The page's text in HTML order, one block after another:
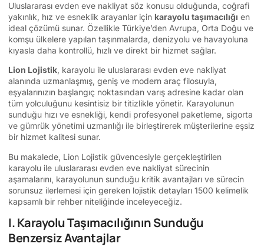
Uluslararası evden eve nakliyat söz konusu olduğunda, coğrafi
yakınlık, hız ve esneklik arayanlar için karayolu taşımacılığı en
ideal çözümü sunar. Özellikle Türkiye’den Avrupa, Orta Doğu ve
komşu ülkelere yapılan taşınmalarda, denizyolu ve havayoluna
kıyasla daha kontrollü, hızlı ve direkt bir hizmet sağlar.
Lion Lojistik, karayolu ile uluslararası evden eve nakliyat
alanında uzmanlaşmış, geniş ve modern araç filosuyla,
eşyalarınızın başlangıç noktasından varış adresine kadar olan
tüm yolculuğunu kesintisiz bir titizlikle yönetir. Karayolunun
sunduğu hızı ve esnekliği, kendi profesyonel paketleme, sigorta
ve gümrük yönetimi uzmanlığı ile birleştirerek müşterilerine eşsiz
bir hizmet kalitesi sunar.
Bu makalede, Lion Lojistik güvencesiyle gerçekleştirilen
karayolu ile uluslararası evden eve nakliyat sürecinin
aşamalarını, karayolunun sunduğu kritik avantajları ve sürecin
sorunsuz ilerlemesi için gereken lojistik detayları 1500 kelimelik
kapsamlı bir rehber niteliğinde inceleyeceğiz.
I. Karayolu Taşımacılığının Sunduğu
Benzersiz Avantajlar